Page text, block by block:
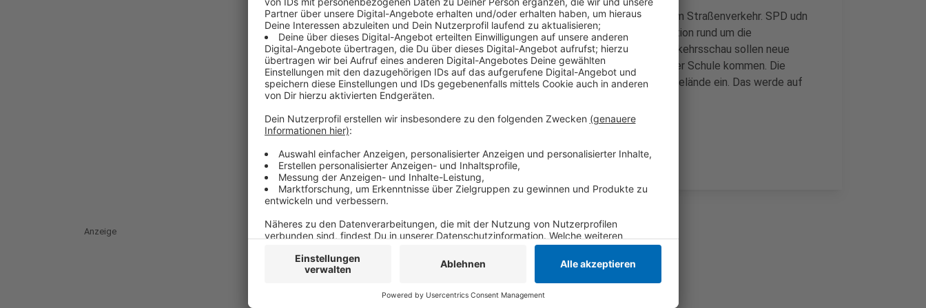
Hier berichten Eltern immer wieder von gefährlichen Situationen im Straßenverkehr. SPD udn
Grüne in der Bezirksvertretung Ost wollen deshalb jetzt die Situation rund um die
Grotenburgschule untersuchen lassen. Mit einer sogenannten Verkehrsschau sollen neue
Konzepte gefunden werden, damit die Kinder noch sicherer zu ihrer Schule kommen. Die
Grotenburgschule setzt bereits Eltern als Lotsen vor dem Schulgelände ein. Das werde auf
Dauer aber nicht reichen, heißt es von SPD und Grünen.
Anzeige